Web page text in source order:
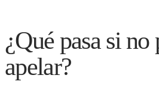
¿Qué pasa si no
apelar?